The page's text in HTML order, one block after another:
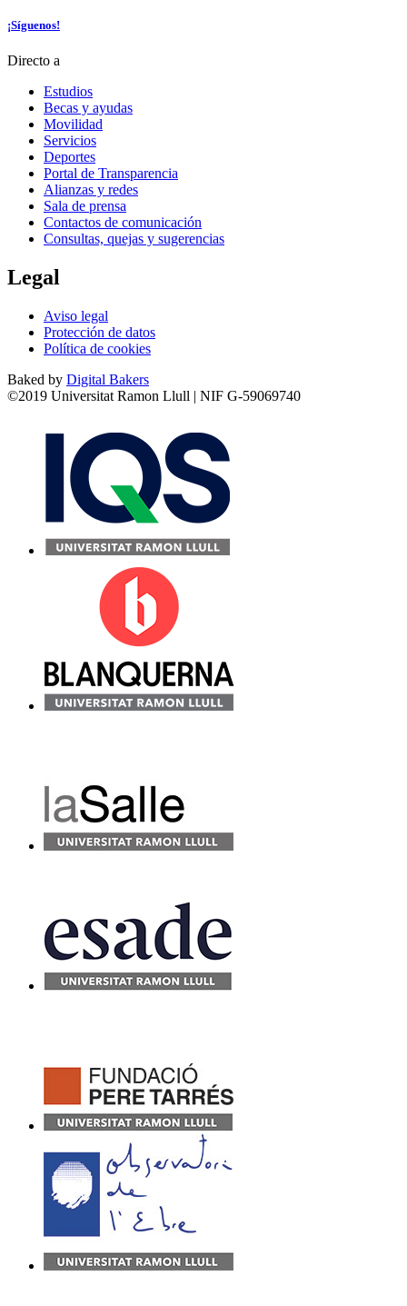
¡Síguenos!
Directo a
Estudios
Becas y ayudas
Movilidad
Servicios
Deportes
Portal de Transparencia
Alianzas y redes
Sala de prensa
Contactos de comunicación
Consultas, quejas y sugerencias
Legal
Aviso legal
Protección de datos
Política de cookies
Baked by Digital Bakers
©2019 Universitat Ramon Llull | NIF G-59069740